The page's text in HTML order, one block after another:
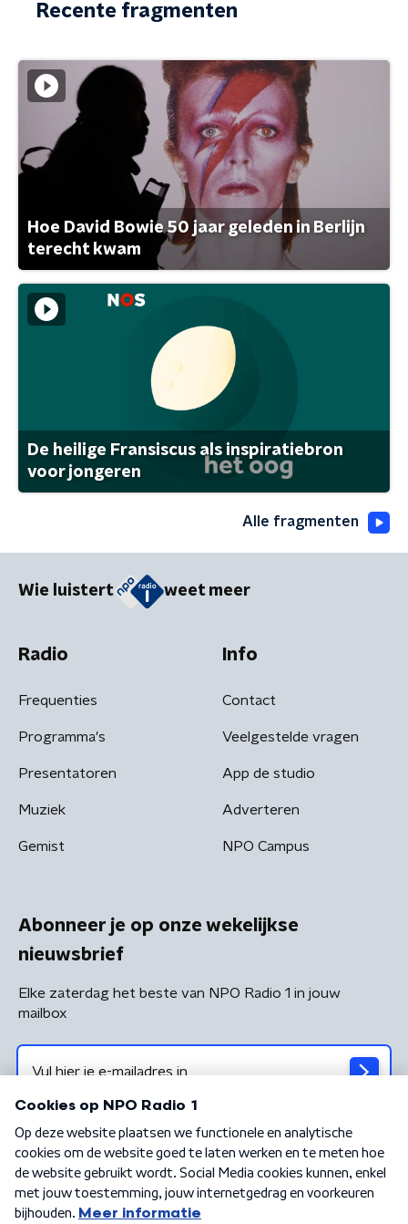
Recente fragmenten
Hoe David Bowie 50 jaar geleden in Berlijn
terecht kwam
De heilige Fransiscus als inspiratiebron
voor jongeren
Alle fragmenten
Wie luistert weet meer
Radio
Frequenties
Programma's
Presentatoren
Muziek
Gemist
Info
Contact
Veelgestelde vragen
App de studio
Adverteren
NPO Campus
Abonneer je op onze wekelijkse
nieuwsbrief
Elke zaterdag het beste van NPO Radio 1 in jouw
mailbox
Algemene voorwaarden